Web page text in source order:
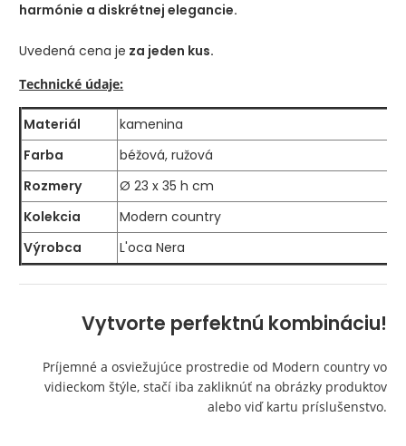
harmónie a diskrétnej elegancie.
Uvedená cena je za jeden kus.
Technické údaje:
Materiál
kamenina
Farba
béžová, ružová
Rozmery
Ø 23 x 35 h cm
Kolekcia
Modern country
Výrobca
L'oca Nera
Vytvorte perfektnú kombináciu!
Príjemné a osviežujúce prostredie od Modern country vo
vidieckom štýle, stačí iba zakliknúť na obrázky produktov
alebo viď kartu príslušenstvo.